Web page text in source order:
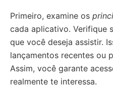
Primeiro, examine os
cada aplicativo. Verifique
que você deseja assistir.
lançamentos recentes ou
Assim, você garante
realmente te interessa.